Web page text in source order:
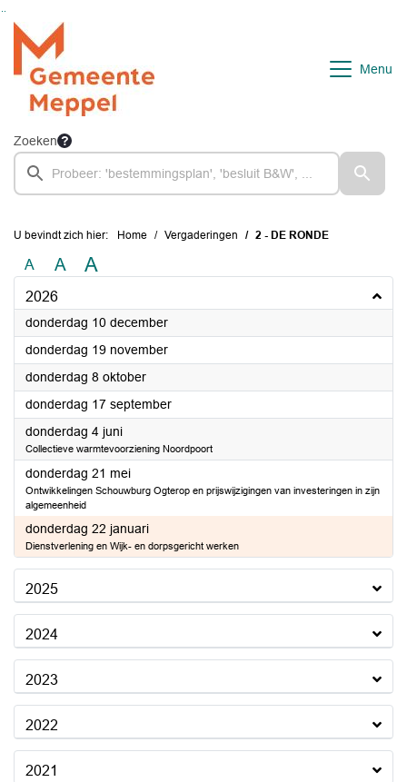
Ga naar de inhoud van deze pagina
Ga naar het zoeken
Ga naar het menu
Menu
Zoeken
U bevindt zich hier: Home Vergaderingen 2 - DE RONDE
A A A
2026
donderdag 10 december2026
donderdag 19 november2026
donderdag 8 oktober2026
donderdag 17 september2026
donderdag 4 juni2026
Collectieve warmtevoorziening Noordpoort
donderdag 21 mei2026
Ontwikkelingen Schouwburg Ogterop en prijswijzigingen van investeringen in zijn
algemeenheid
donderdag 22 januari2026
Dienstverlening en Wijk- en dorpsgericht werken
2025
2024
2023
2022
2021